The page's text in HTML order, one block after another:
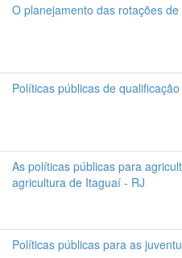
O planejamento das rotações
Políticas públicas de
As políticas públicas para
agricultura de Itaguaí - RJ
Políticas públicas para as